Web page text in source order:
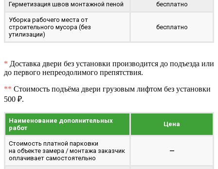
Герметизация швов монтажной пеной бесплатно
Уборка рабочего места от
строительного мусора (без
утилизации)
бесплатно
* Доставка двери без установки производится до подъезда или
до первого непреодолимого препятствия.
** Стоимость подъёма двери грузовым лифтом без установки
500 ₽.
Наименование дополнительных
работ
Цена
Стоимость платной парковки
на объекте замера / монтажа заказчик
оплачивает самостоятельно
—